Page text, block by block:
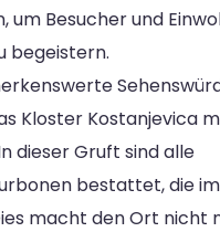
um Besucher und
begeistern.
Kloster Kostanjevica
dieser Gruft sind alle
bestattet, die im
macht den Ort nicht